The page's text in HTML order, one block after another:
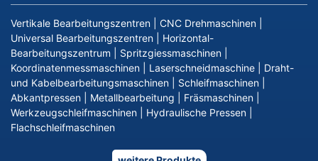
Vertikale Bearbeitungszentren CNC Drehmaschinen
Universal Bearbeitungszentren
Horizontal-
Bearbeitungszentrum
Spritzgiessmaschinen
Koordinatenmessmaschinen
Laserschneidmaschine
Draht-
und Kabelbearbeitungsmaschinen
Schleifmaschinen
Abkantpressen
Metallbearbeitung Fräsmaschinen
Werkzeugschleifmaschinen
Hydraulische Pressen
Flachschleifmaschinen